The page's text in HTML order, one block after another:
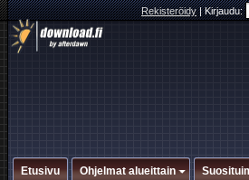
Rekisteröidy|Kirjaudu:
Etusivu Ohjelmat alueittain